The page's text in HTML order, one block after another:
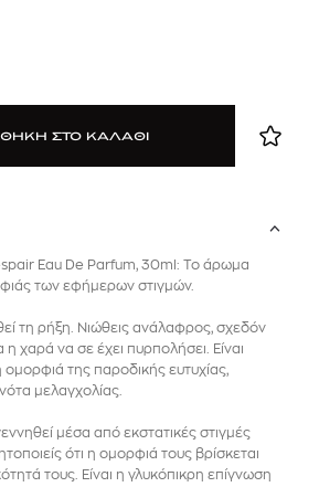
ΣΤΟ ΚΑΛΑΘΙ
Eau De Parfum, 30ml: Το άρωμα
των εφήμερων στιγμών.
τη ρήξη. Νιώθεις ανάλαφρος, σχεδόν
η χαρά να σε έχει πυρπολήσει. Είναι
της παροδικής ευτυχίας,
μελαγχολίας.
μέσα από εκστατικές στιγμές
ότι η ομορφιά τους βρίσκεται
τους. Είναι η γλυκόπικρη επίγνωση